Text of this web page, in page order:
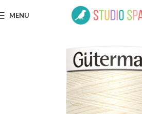
MENU